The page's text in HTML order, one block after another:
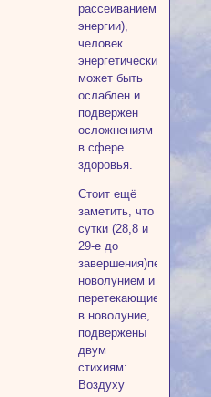
рассеиванием
энергии),
человек
энергетически
может быть
ослаблен и
подвержен
осложнениям
в сфере
здоровья.
Стоит ещё
заметить, что
сутки (28,8 и
29-е до
завершения)перед
новолунием и
перетекающие
в новолуние,
подвержены
двум
стихиям:
Воздуху